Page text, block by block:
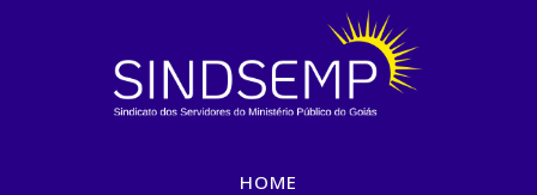
HOME